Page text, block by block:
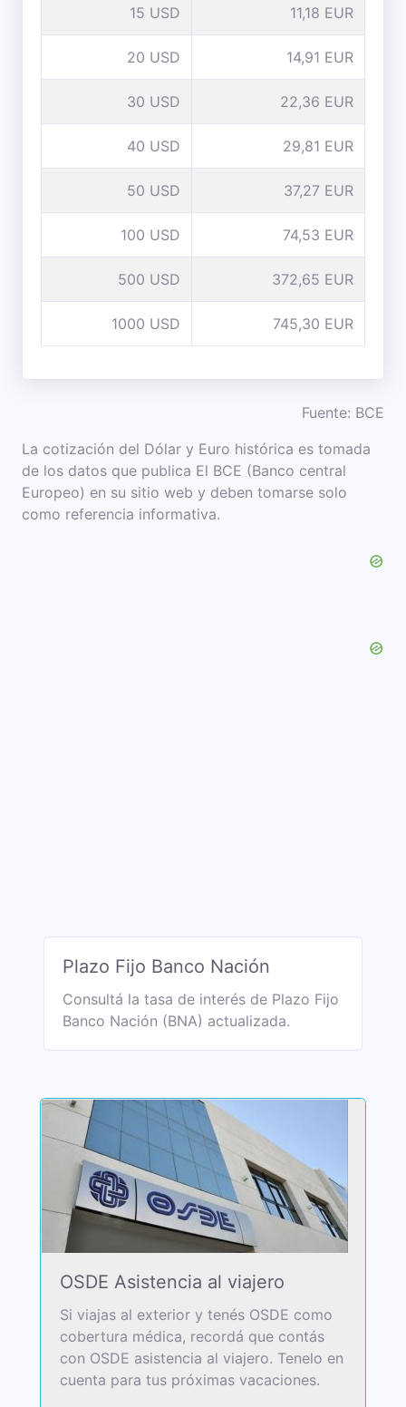
15 USD 11,18 EUR
20 USD 14,91 EUR
30 USD 22,36 EUR
40 USD 29,81 EUR
50 USD 37,27 EUR
100 USD 74,53 EUR
500 USD 372,65 EUR
1000 USD 745,30 EUR
Fuente: BCE
La cotización del Dólar y Euro histórica es tomada
de los datos que publica El BCE (Banco central
Europeo) en su sitio web y deben tomarse solo
como referencia informativa.
Plazo Fijo Banco Nación
Consultá la tasa de interés de Plazo Fijo
Banco Nación (BNA) actualizada.
OSDE Asistencia al viajero
Si viajas al exterior y tenés OSDE como
cobertura médica, recordá que contás
con OSDE asistencia al viajero. Tenelo en
cuenta para tus próximas vacaciones.